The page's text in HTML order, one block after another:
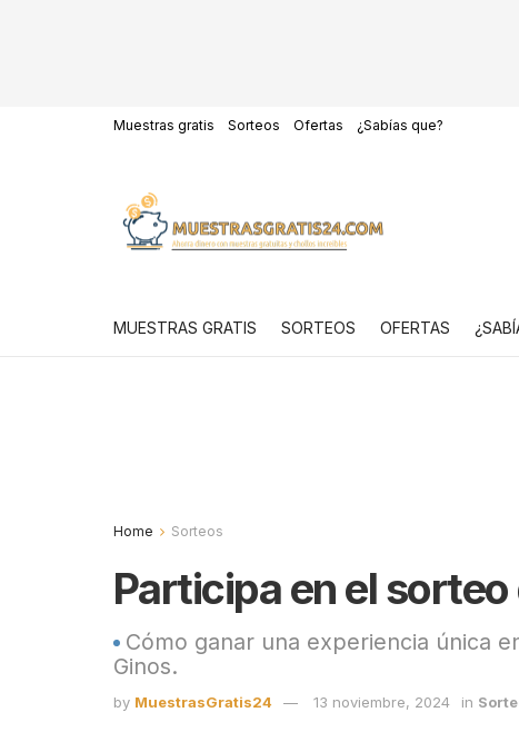
Muestras gratis Sorteos Ofertas ¿Sabías que?
MUESTRAS GRATIS SORTEOS OFERTAS
Home Sorteos
Participa en el
Cómo ganar una experiencia única
Ginos.
by MuestrasGratis24 13 noviembre, 2024 in